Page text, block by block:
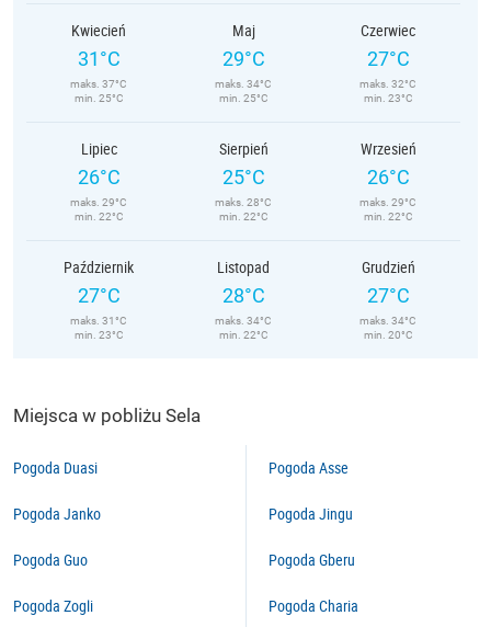
Kwiecień
31°C
maks. 37°C
min. 25°C
Maj
29°C
maks. 34°C
min. 25°C
Czerwiec
27°C
maks. 32°C
min. 23°C
Lipiec
26°C
maks. 29°C
min. 22°C
Sierpień
25°C
maks. 28°C
min. 22°C
Wrzesień
26°C
maks. 29°C
min. 22°C
Październik
27°C
maks. 31°C
min. 23°C
Listopad
28°C
maks. 34°C
min. 22°C
Grudzień
27°C
maks. 34°C
min. 20°C
Miejsca w pobliżu Sela
Pogoda Duasi
Pogoda Janko
Pogoda Guo
Pogoda Zogli
Pogoda Asse
Pogoda Jingu
Pogoda Gberu
Pogoda Charia